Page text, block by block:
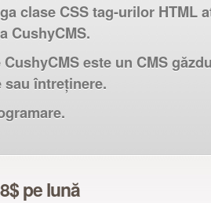
clase CSS tag-urilor HTML
CushyCMS.
este un CMS
întreținere.
pe lună